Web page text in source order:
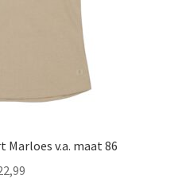
Marloes v.a. maat 86